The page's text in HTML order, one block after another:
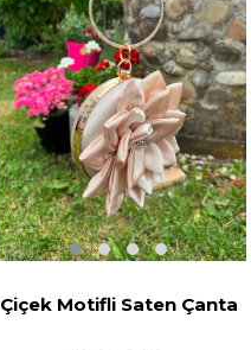
Çiçek Motifli Saten Çanta